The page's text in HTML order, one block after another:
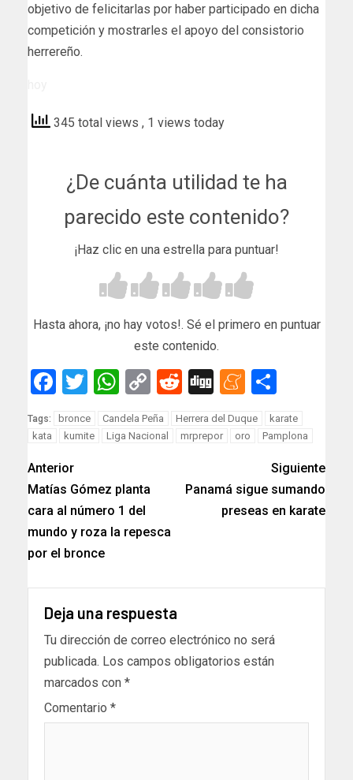
objetivo de felicitarlas por haber participado en dicha
competición y mostrarles el apoyo del consistorio
herrereño.
345 total views , 1 views today
¿De cuánta utilidad te ha
parecido este contenido?
¡Haz clic en una estrella para puntuar!
Hasta ahora, ¡no hay votos!. Sé el primero en puntuar
este contenido.
Facebook
Twitter
WhatsApp
Copy
Link
Reddit
Digg
Tags: bronce Candela Peña Herrera del Duque
karate
kata
kumite Liga Nacional mrprepor oro Pamplona
Anterior
Matías Gómez planta
cara al número 1 del
mundo y roza la repesca
por el bronce
Siguiente
Panamá sigue sumando
preseas en karate
Deja una respuesta
Tu dirección de correo electrónico no será
publicada. Los campos obligatorios están
marcados con *
Comentario *